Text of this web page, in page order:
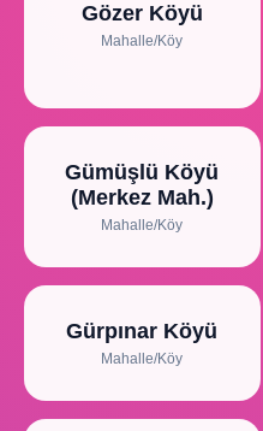
Gözer Köyü
Mahalle/Köy
Gümüşlü Köyü
(Merkez Mah.)
Mahalle/Köy
Gürpınar Köyü
Mahalle/Köy